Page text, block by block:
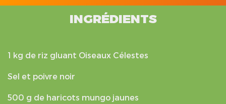
INGRÉDIENTS
1 kg de riz gluant Oiseaux Célestes
Sel et poivre noir
500 g de haricots mungo jaunes